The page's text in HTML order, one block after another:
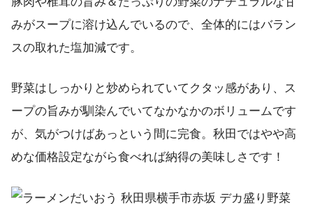
みがスープに溶け込んでいるので、全体的にはバラン
スの取れた塩加減です。
野菜はしっかりと炒められていてクタッ感があり、ス
ープの旨みが馴染んでいてなかなかのボリュームです
が、気がつけばあっという間に完食。秋田ではやや高
めな価格設定ながら食べれば納得の美味しさです！